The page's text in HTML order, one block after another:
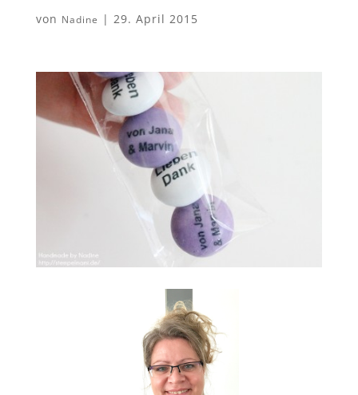
von Nadine | 29. April 2015